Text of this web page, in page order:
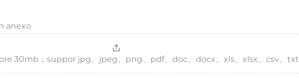
anexo
30mb，suppor jpg、jpeg、png、pdf、doc、docx、xls、xlsx、csv、txt